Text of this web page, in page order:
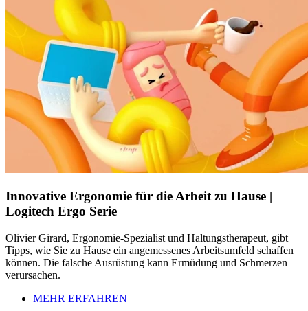
Innovative Ergonomie für die Arbeit zu Hause |
Logitech Ergo Serie
Olivier Girard, Ergonomie-Spezialist und Haltungstherapeut, gibt
Tipps, wie Sie zu Hause ein angemessenes Arbeitsumfeld schaffen
können. Die falsche Ausrüstung kann Ermüdung und Schmerzen
verursachen.
MEHR ERFAHREN